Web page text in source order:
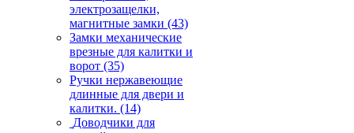
электрозащелки,
магнитные замки (43)
Замки механические
врезные для калитки и
ворот (35)
Ручки нержавеющие
длинные для двери и
калитки. (14)
Доводчики для